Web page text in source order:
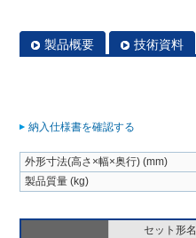
製品概要 技術資料
納入仕様書を確認する
外形寸法(高さ×幅×奥行) (mm)
製品質量 (kg)
セット形名